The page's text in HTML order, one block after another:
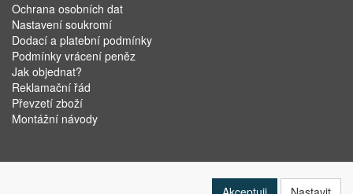
Ochrana osobních dat
Nastavení soukromí
Dodací a platební podmínky
Podmínky vrácení peněz
Jak objednat?
Reklamační řád
Převzetí zboží
Montážní návody